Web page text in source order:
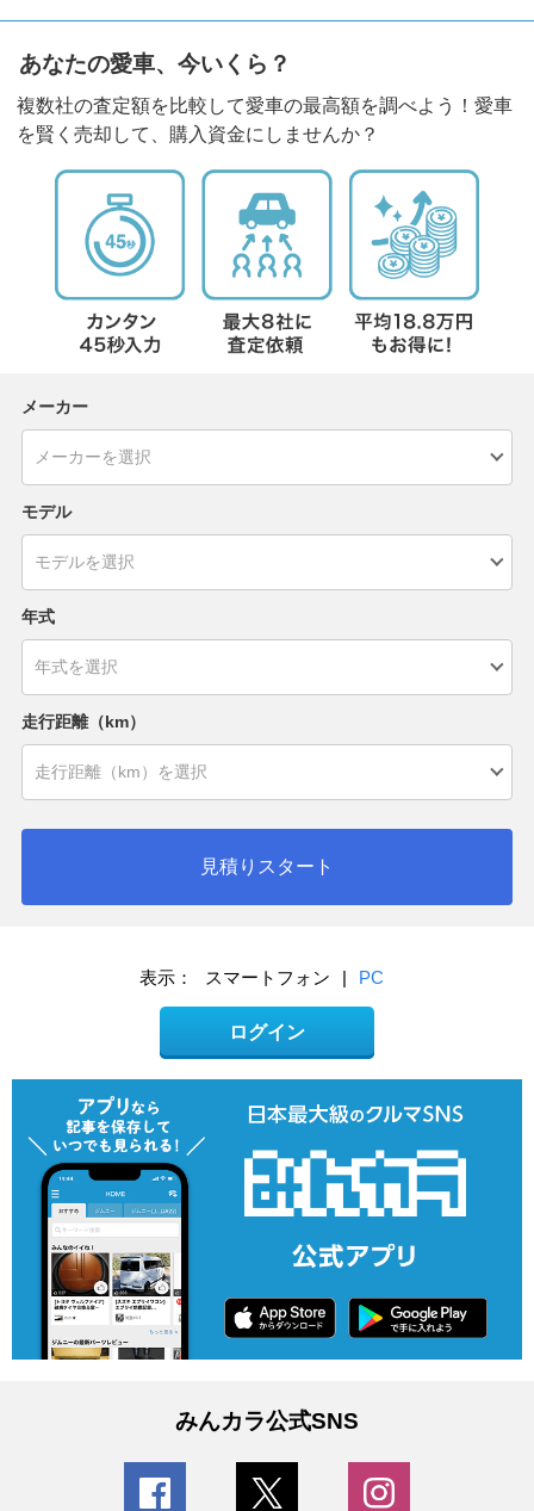
あなたの愛車、今いくら？
複数社の査定額を比較して愛車の最高額を調べよう！愛車
を賢く売却して、購入資金にしませんか？
メーカー
モデル
年式
走行距離（km）
見積りスタート
表示： スマートフォン | PC
ログイン
みんカラ公式SNS